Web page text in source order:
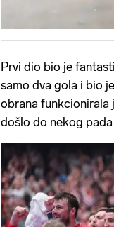
Prvi dio bio je
samo dva gola i bio
obrana funkcionirala
došlo do nekog